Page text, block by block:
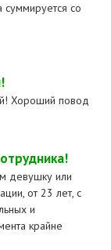
со
Хороший повод
девушку или
от 23 лет, с
и
крайне